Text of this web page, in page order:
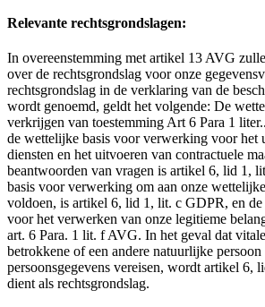
Relevante rechtsgrondslagen:
In overeenstemming met artikel 13 AVG
over de rechtsgrondslag voor onze
rechtsgrondslag in de verklaring van de
wordt genoemd, geldt het volgende: De
verkrijgen van toestemming Art 6 Para 1
de wettelijke basis voor verwerking voor het
diensten en het uitvoeren van contractuele
beantwoorden van vragen is artikel 6, lid 1,
basis voor verwerking om aan onze
voldoen, is artikel 6, lid 1, lit. c GDPR, en
voor het verwerken van onze legitieme
art. 6 Para. 1 lit. f AVG. In het geval dat
betrokkene of een andere natuurlijke
persoonsgegevens vereisen, wordt artikel 6,
dient als rechtsgrondslag.